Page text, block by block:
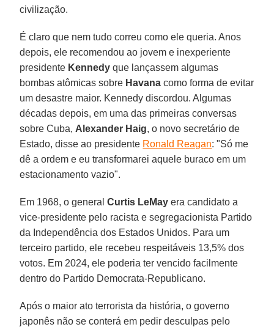
civilização.
É claro que nem tudo correu como ele queria. Anos
depois, ele recomendou ao jovem e inexperiente
presidente Kennedy que lançassem algumas
bombas atômicas sobre Havana como forma de evitar
um desastre maior. Kennedy discordou. Algumas
décadas depois, em uma das primeiras conversas
sobre Cuba, Alexander Haig, o novo secretário de
Estado, disse ao presidente Ronald Reagan: "Só me
dê a ordem e eu transformarei aquele buraco em um
estacionamento vazio".
Em 1968, o general Curtis LeMay era candidato a
vice-presidente pelo racista e segregacionista Partido
da Independência dos Estados Unidos. Para um
terceiro partido, ele recebeu respeitáveis 13,5% dos
votos. Em 2024, ele poderia ter vencido facilmente
dentro do Partido Democrata-Republicano.
Após o maior ato terrorista da história, o governo
japonês não se conterá em pedir desculpas pelo